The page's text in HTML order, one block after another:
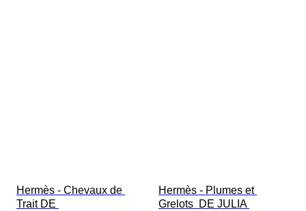
Hermès - Chevaux de
Trait DE
Hermès - Plumes et
Grelots  DE JULIA